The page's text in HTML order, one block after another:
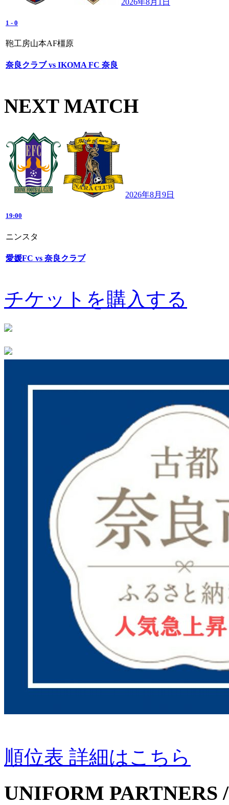
1 - 0
鞄工房山本AF橿原
奈良クラブ vs IKOMA FC 奈良
NEXT MATCH
2026年8月9日
19:00
ニンスタ
愛媛FC vs 奈良クラブ
チケットを購入する
順位表 詳細はこちら
UNIFORM PARTNERS